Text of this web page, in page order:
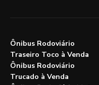
Ônibus Rodoviário
Traseiro Toco à Venda
Ônibus Rodoviário
Trucado à Venda